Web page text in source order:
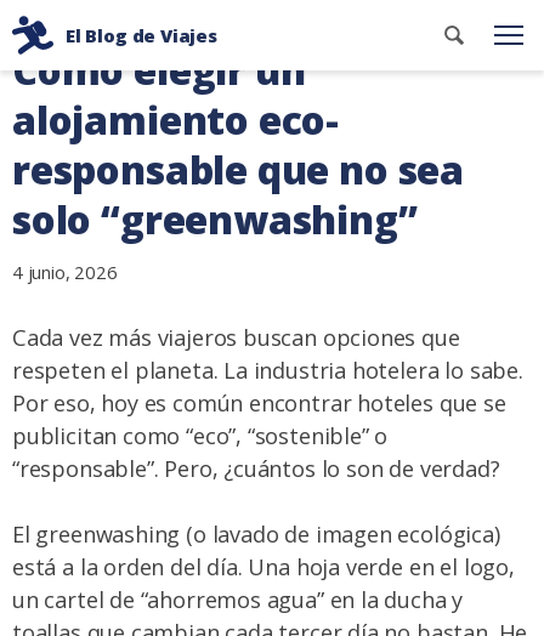
contenido
El Blog de Viajes
Consejos
viaje
de
mochileros
Buscar
Cómo elegir un
alojamiento eco-
responsable que no sea
solo “greenwashing”
4 junio, 2026
Cada vez más viajeros buscan opciones que
respeten el planeta. La industria hotelera lo sabe.
Por eso, hoy es común encontrar hoteles que se
publicitan como “eco”, “sostenible” o
“responsable”. Pero, ¿cuántos lo son de verdad?
El greenwashing (o lavado de imagen ecológica)
está a la orden del día. Una hoja verde en el logo,
un cartel de “ahorremos agua” en la ducha y